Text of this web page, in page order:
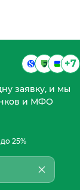
+7
заявку, и мы
и МФО
25%